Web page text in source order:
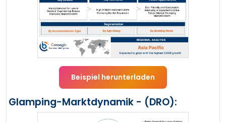
Beispiel herunterladen
Glamping-Marktdynamik - (DRO):